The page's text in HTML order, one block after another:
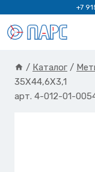
содержимому
+7
/ Каталог /
35X44,6X3,1
арт. 4-012-01-